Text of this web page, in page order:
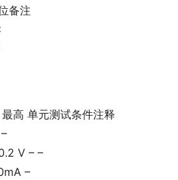
备注
高 单元测试条件注释
V – –
–